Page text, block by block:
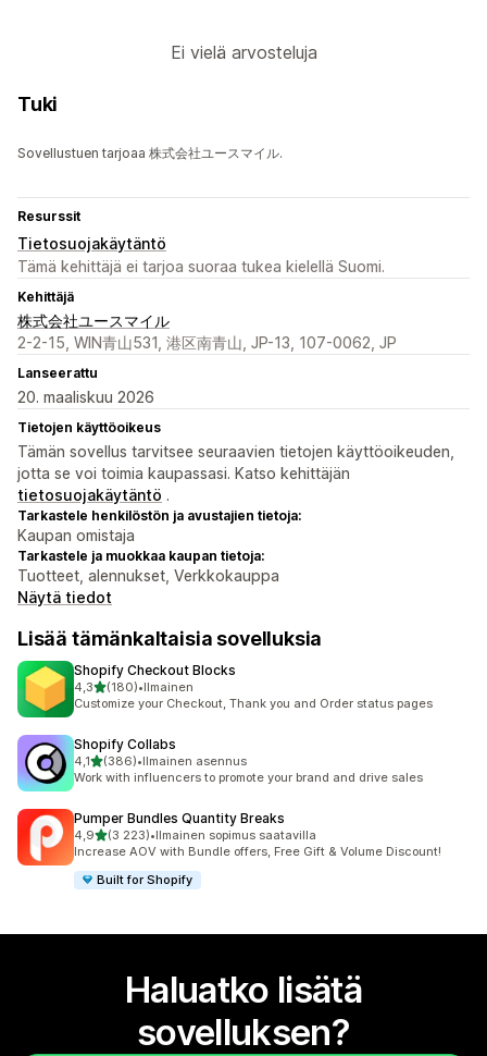
Ei vielä arvosteluja
Tuki
Sovellustuen tarjoaa 株式会社ユースマイル.
Resurssit
Tietosuojakäytäntö
Tämä kehittäjä ei tarjoa suoraa tukea kielellä Suomi.
Kehittäjä
株式会社ユースマイル
2-2-15, WIN青山531, 港区南青山, JP-13, 107-0062, JP
Lanseerattu
20. maaliskuu 2026
Tietojen käyttöoikeus
Tämän sovellus tarvitsee seuraavien tietojen käyttöoikeuden,
jotta se voi toimia kaupassasi. Katso kehittäjän
tietosuojakäytäntö .
Tarkastele henkilöstön ja avustajien tietoja:
Kaupan omistaja
Tarkastele ja muokkaa kaupan tietoja:
Tuotteet, alennukset, Verkkokauppa
Näytä tiedot
Lisää tämänkaltaisia sovelluksia
Shopify Checkout Blocks
4,3/ 5 tähteä
(180)
180 arvostelua yhteensä
•Ilmainen
Customize your Checkout, Thank you and Order status pages
Shopify Collabs
4,1/ 5 tähteä
(386)
386 arvostelua yhteensä
•Ilmainen asennus
Work with influencers to promote your brand and drive sales
Pumper Bundles Quantity Breaks
4,9/ 5 tähteä
(3 223)
3223 arvostelua yhteensä
•Ilmainen sopimus saatavilla
Increase AOV with Bundle offers, Free Gift & Volume Discount!
Built for Shopify
Haluatko lisätä
sovelluksen?